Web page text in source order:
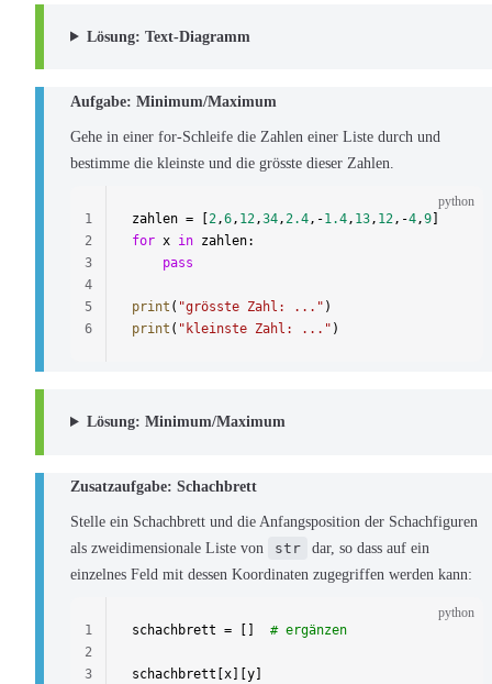
Lösung: Text-Diagramm
Aufgabe: Minimum/Maximum
Gehe in einer for-Schleife die Zahlen einer Liste durch und
bestimme die kleinste und die grösste dieser Zahlen.
python
zahlen = [2,6, 12,34,2.4,-1.4, 13, 12,-4,9]
for x in zahlen:
    pass
print ( "grösste Zahl: ..." )
print ( "kleinste Zahl: ..." )
1
2
3
4
5
6
Lösung: Minimum/Maximum
Zusatzaufgabe: Schachbrett
Stelle ein Schachbrett und die Anfangsposition der Schachfiguren
als zweidimensionale Liste von
str
dar, so dass auf ein
einzelnes Feld mit dessen Koordinaten zugegriffen werden kann:
python
schachbrett = [] # ergänzen
schachbrett[x][y]
1
2
3